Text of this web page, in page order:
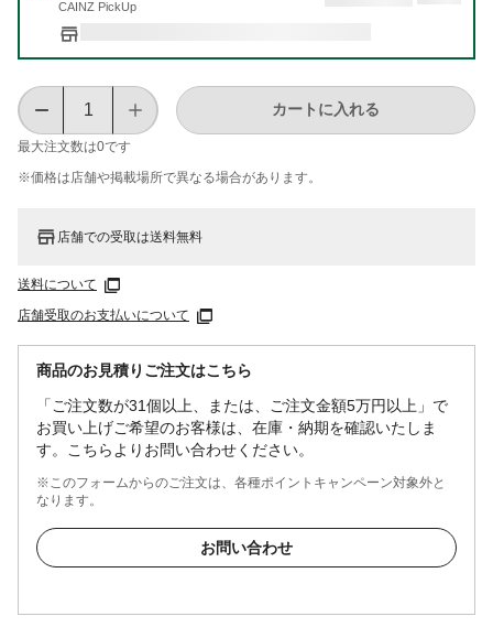
CAINZ PickUp
最大注文数は0です
カートに入れる
※価格は​店舗や​掲載場所で​異なる​場合が​あります。
店舗での受取は送料無料
送料について
店舗受取のお支払いについて
商品のお見積りご注文はこちら
「ご注文数が31個以上、または、ご注文金額5万円以上」で
お買い上げご希望のお客様は、在庫・納期を確認いたしま
す。こちらよりお問い合わせください。
※このフォームからのご注文は、各種ポイントキャンペーン対象外と
なります。
お問い合わせ